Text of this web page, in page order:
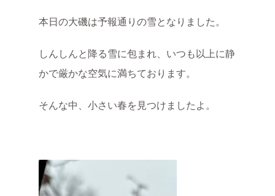
本日の大磯は予報通りの雪となりました。
しんしんと降る雪に包まれ、いつも以上に静
かで厳かな空気に満ちております。
そんな中、小さい春を見つけましたよ。